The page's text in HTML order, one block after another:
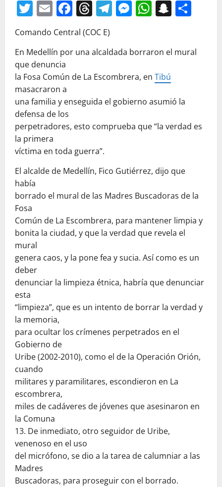
Twitter
EmailFacebook
Threads
Telegram
Messenger
Comando Central (COC E)
En Medellín por una alcaldada borraron el mural
que denuncia
la Fosa Común de La Escombrera, en Tibú
masacraron a
una familia y enseguida el gobierno asumió la
defensa de los
perpetradores, esto comprueba que “la verdad es
la primera
víctima en toda guerra”.
El alcalde de Medellín, Fico Gutiérrez, dijo que
había
borrado el mural de las Madres Buscadoras de la
Fosa
Común de La Escombrera, para mantener limpia y
bonita la ciudad, y que la verdad que revela el
mural
genera caos, y la pone fea y sucia. Así como es un
deber
denunciar la limpieza étnica, habría que denunciar
esta
“limpieza”, que es un intento de borrar la verdad y
la memoria,
para ocultar los crímenes perpetrados en el
Gobierno de
Uribe (2002-2010), como el de la Operación Orión,
cuando
militares y paramilitares, escondieron en La
escombrera,
miles de cadáveres de jóvenes que asesinaron en
la Comuna
13. De inmediato, otro seguidor de Uribe,
venenoso en el uso
del micrófono, se dio a la tarea de calumniar a las
Madres
Buscadoras, para proseguir con el borrado.